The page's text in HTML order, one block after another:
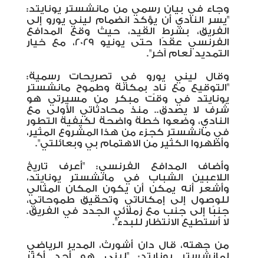
وجاء في بيان رسمي من مانشستر يونايتد:
"يسر النادي أن يؤكد انضمام ليني يورو إلى
الفريق، بشرط القيد، حيث وقع المدافع
الفرنسي عقدًا حتى يونيو 2029، مع خيار
التمديد لعام آخر".
وقال ليني يورو في تصريحات رسمية:
"التوقيع مع نادٍ بمكانة وطموح مانشستر
يونايتد في وقت مبكر من مسيرتي هو
شرف لا يصدق.. منذ محادثاتي الأولى مع
النادي، وضعوا خطة واضحة لكيفية التطور
في مانشستر كجزء من هذا المشروع المثير،
وأظهروا الكثير من الاهتمام بي وبعائلتي".
وأضاف المدافع الفرنسي: "أعرف تاريخ
اللاعبين الشباب في مانشستر يونايتد،
وأشعر أنه يمكن أن يكون المكان المثالي
للوصول إلى إمكاناتي وتحقيق طموحاتي،
جنبًا إلى جنب مع زملائي الجدد في الفريق.
لا أستطيع الانتظار للبدء".
من جهته، قال دان أشورث، المدير الرياضي